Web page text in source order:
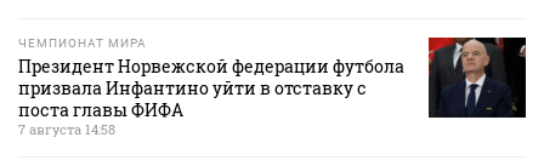
ЧЕМПИОНАТ МИРА
Президент Норвежской федерации футбола
призвала Инфантино уйти в отставку с
поста главы ФИФА
7 августа 14:58